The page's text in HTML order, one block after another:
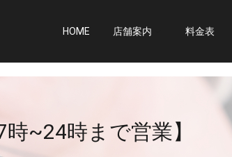
HOME 店舗案内 料金表
~24時まで営業】